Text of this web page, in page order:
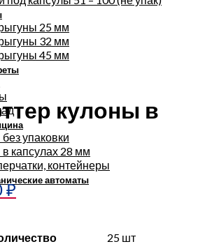
25 мм
32 мм
45 мм
упаковки
капсулах 28 мм
контейнеры
автоматы
кулоны в
₽
25 шт